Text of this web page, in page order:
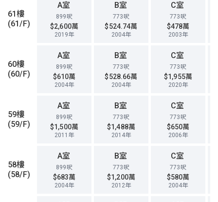
61樓
(61/F)
60樓
(60/F)
59樓
(59/F)
58樓
(58/F)
A室
899呎
$2,600萬
2019年
B室
773呎
$524.74萬
2004年
C室
773呎
$478萬
2003年
A室
899呎
$610萬
2004年
B室
773呎
$528.66萬
2004年
C室
773呎
$1,955萬
2020年
A室
899呎
$1,500萬
2011年
B室
773呎
$1,488萬
2014年
C室
773呎
$650萬
2006年
A室
899呎
$683萬
2004年
B室
773呎
$1,200萬
2012年
C室
773呎
$580萬
2004年